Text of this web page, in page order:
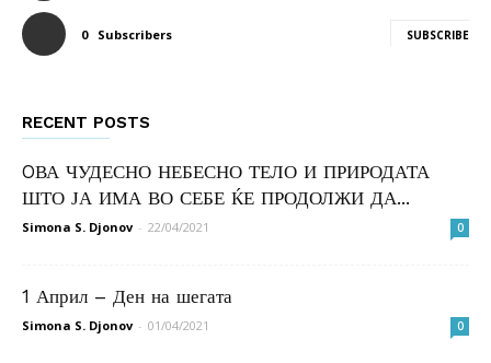
0 Subscribers SUBSCRIBE
RECENT POSTS
OВА ЧУДЕСНО НЕБЕСНО ТЕЛО И ПРИРОДАТА
ШТО ЈА ИМА ВО СЕБЕ ЌЕ ПРОДОЛЖИ ДА...
Simona S. Djonov - 22/04/2021 0
1 Април – Ден на шегата
Simona S. Djonov - 01/04/2021 0